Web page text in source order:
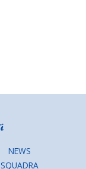
NEWS
SQUADRA